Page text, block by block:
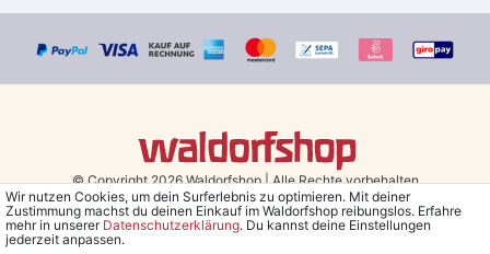
© Copyright 2026 Waldorfshop|Alle Rechte vorbehalten.
Bestellungen mit Prio Versand bis 13 Uhr, garantierter Versand am
Wir nutzen Cookies, um dein Surferlebnis zu optimieren. Mit deiner
Zustimmung machst du deinen Einkauf im Waldorfshop reibungslos. Erfahre
mehr in unserer Daten­schutz­erklärung. Du kannst deine Einstellungen
jederzeit anpassen.